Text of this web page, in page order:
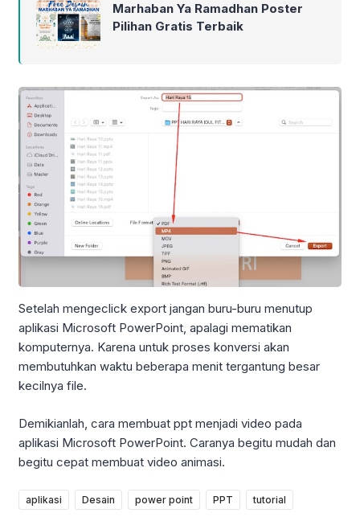
Marhaban Ya Ramadhan Poster
Pilihan Gratis Terbaik
Setelah mengeclick export jangan buru-buru menutup
aplikasi Microsoft PowerPoint, apalagi mematikan
komputernya. Karena untuk proses konversi akan
membutuhkan waktu beberapa menit tergantung besar
kecilnya file.
Demikianlah, cara membuat ppt menjadi video pada
aplikasi Microsoft PowerPoint. Caranya begitu mudah dan
begitu cepat membuat video animasi.
aplikasi Desain power point PPT tutorial